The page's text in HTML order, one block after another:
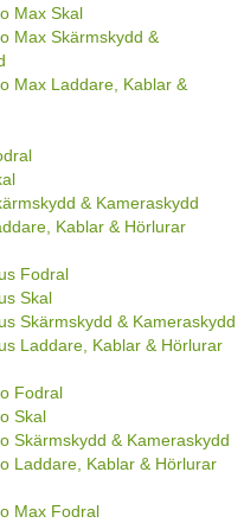
Max Skal
Max Skärmskydd &
Max Laddare, Kablar &
& Kameraskydd
Kablar & Hörlurar
Fodral
Skal
Skärmskydd & Kameraskydd
Laddare, Kablar & Hörlurar
Fodral
Skal
Skärmskydd & Kameraskydd
Laddare, Kablar & Hörlurar
Max Fodral